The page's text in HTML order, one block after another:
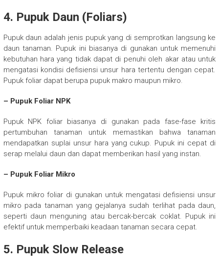
4. Pupuk Daun (Foliars)
Pupuk daun adalah jenis pupuk yang di semprotkan langsung ke
daun tanaman. Pupuk ini biasanya di gunakan untuk memenuhi
kebutuhan hara yang tidak dapat di penuhi oleh akar atau untuk
mengatasi kondisi defisiensi unsur hara tertentu dengan cepat.
Pupuk foliar dapat berupa pupuk makro maupun mikro.
– Pupuk Foliar NPK
Pupuk NPK foliar biasanya di gunakan pada fase-fase kritis
pertumbuhan tanaman untuk memastikan bahwa tanaman
mendapatkan suplai unsur hara yang cukup. Pupuk ini cepat di
serap melalui daun dan dapat memberikan hasil yang instan.
– Pupuk Foliar Mikro
Pupuk mikro foliar di gunakan untuk mengatasi defisiensi unsur
mikro pada tanaman yang gejalanya sudah terlihat pada daun,
seperti daun menguning atau bercak-bercak coklat. Pupuk ini
efektif untuk memperbaiki keadaan tanaman secara cepat.
5. Pupuk Slow Release